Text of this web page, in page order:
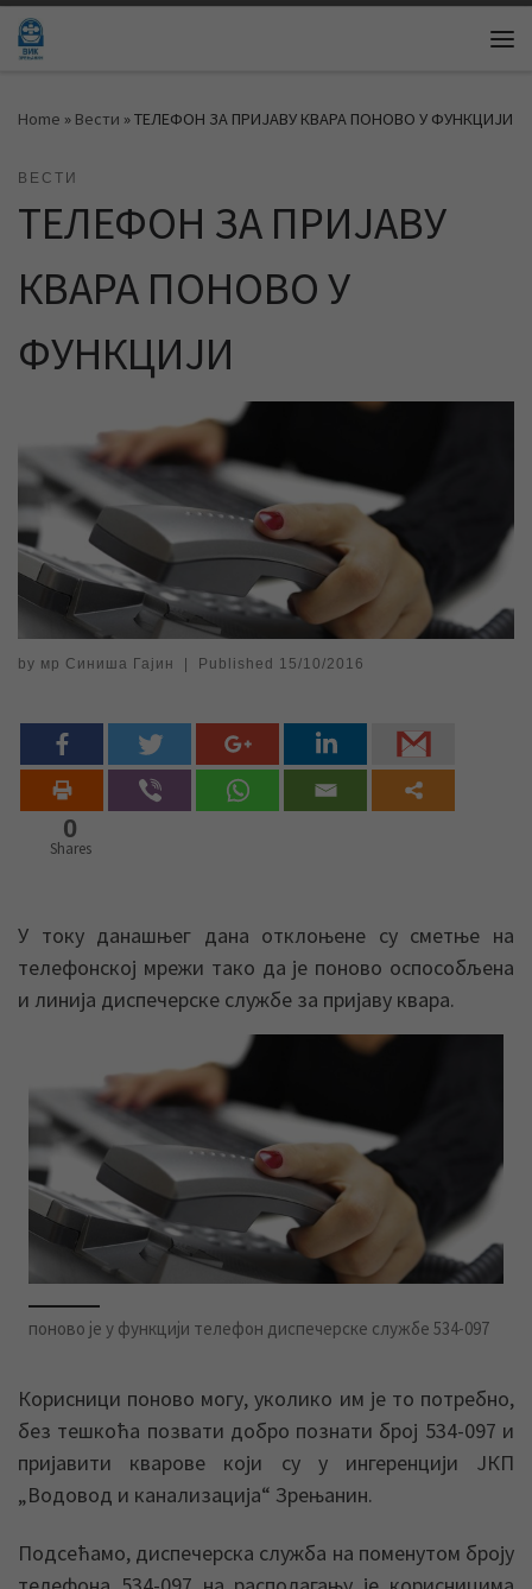
Skip to content
Home » Вести »ТЕЛЕФОН ЗА ПРИЈАВУ КВАРА ПОНОВО У ФУНКЦИЈИ
ВЕСТИ
ТЕЛЕФОН ЗА ПРИЈАВУ
КВАРА ПОНОВО У
ФУНКЦИЈИ
by мр Синиша Гајин Published 15/10/2016
0
Shares
У току данашњег дана отклоњене су сметње на
телефонској мрежи тако да је поново оспособљена
и линија диспечерске службе за пријаву квара.
поново је у функцији телефон диспечерске службе 534-097
Корисници поново могу, уколико им је то потребно,
без тешкоћа позвати добро познати број 534-097 и
пријавити кварове који су у ингеренцији ЈКП
„Водовод и канализација“ Зрењанин.
Подсећамо, диспечерска служба на поменутом броју